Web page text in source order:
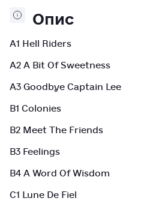
Опис
A1 Hell Riders
A2 A Bit Of Sweetness
A3 Goodbye Captain Lee
B1 Colonies
B2 Meet The Friends
B3 Feelings
B4 A Word Of Wisdom
C1 Lune De Fiel